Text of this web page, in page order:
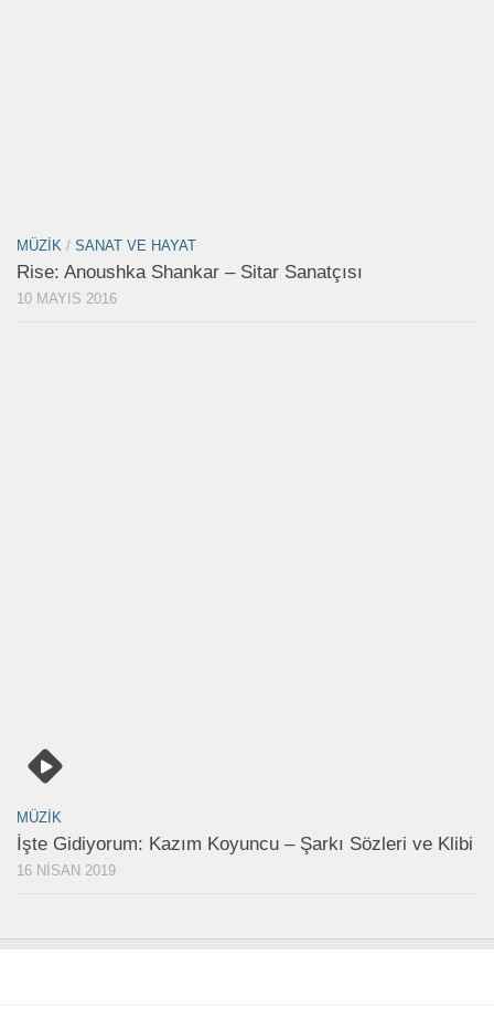
MÜZIK / SANAT VE HAYAT
Rise: Anoushka Shankar – Sitar Sanatçısı
10 MAYIS 2016
MÜZIK
İşte Gidiyorum: Kazım Koyuncu – Şarkı Sözleri ve Klibi
16 NISAN 2019